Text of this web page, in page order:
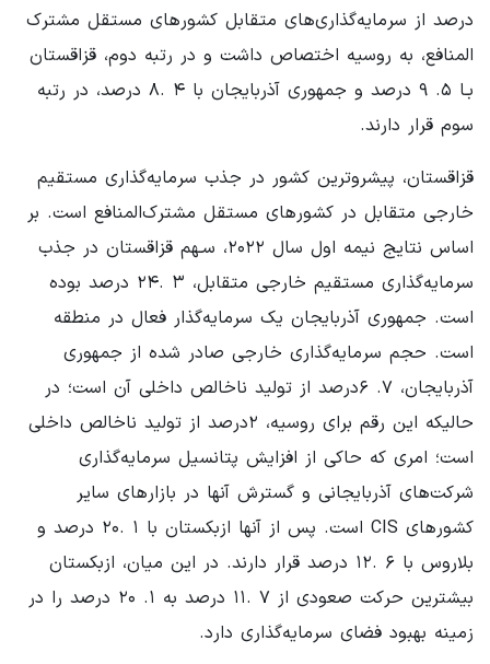
درصد از سرمایه‌گذاری‌های متقابل کشورهای مستقل مشترک
المنافع، به روسیه اختصاص داشت و در رتبه دوم، قزاقستان
بـا ۵. ۹ درصد و جمهوری آذربایجان با ۴ .۸ درصد، در رتبه
سوم قرار دارند.
قزاقستان، پیشروترین کشور در جذب سرمایه‌گذاری مستقیم
خارجی متقابل در کشورهای مستقل مشترک‌المنافع است. بر
اساس نتایج نیمه اول سال ۲۰۲۲، سـهم قزاقستان در جذب
سرمایه‌گذاری مستقیم خارجی متقابل، ۳ .۲۴ درصد بوده
است. جمهوری آذربایجان یک سرمایه‌گذار فعال در منطقه
است. حجم سرمایه‌گذاری خارجی صادر شده از جمهوری
آذربایجان، ۷. ۶درصد از تولید ناخالص داخلی آن است؛ در
حالیکه این رقم برای روسیه، ۲درصد از تولید ناخالص داخلی
است؛ امری که حاکی از افزایش پتانسیل سرمایه‌گذاری
شرکت‌های آذربایجانی و گسترش آنها در بازارهای سایر
کشورهای CIS است. پس از آنها ازبکستان با ۱ .۲۰ درصد و
بلاروس با ۶ .۱۲ درصد قرار دارند. در این میان، ازبکستان
بیشترین حرکت صعودی از ۷ .۱۱ درصد به ۱. ۲۰ درصد را در
زمینه بهبود فضای سرمایه‌گذاری دارد.